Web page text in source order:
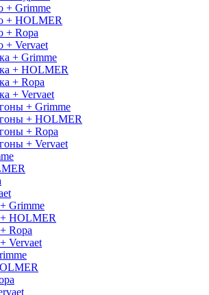
+ Grimme
+ HOLMER
+ Ropa
+ Vervaet
+ Grimme
+ HOLMER
+ Ropa
+ Vervaet
+ Grimme
+ HOLMER
+ Ropa
+ Vervaet
Grimme
HOLMER
Ropa
Vervaet